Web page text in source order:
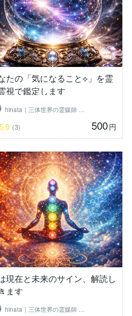
たの「気になること⟡」を霊
視で鑑定します
(3) 500円
現在と未来のサイン、解読し
ます
hinata｜三体世界の霊媒師 ＊輝く星